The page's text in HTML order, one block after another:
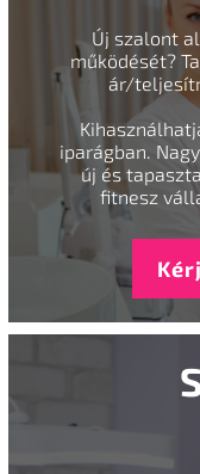
Új szalont
működését?
ár/
iparágban.
új és
fitnesz